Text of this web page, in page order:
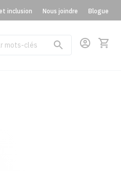
inclusion Nous joindre Blogue